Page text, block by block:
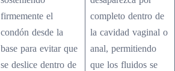
firmemente el
condón desde la
base para evitar que
se deslice dentro de
completo dentro de
la cavidad vaginal o
anal, permitiendo
que los fluidos se